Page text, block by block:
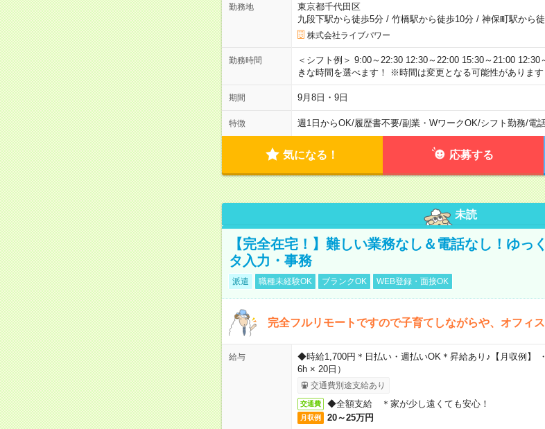
勤務地
東京都千代田区
九段下駅から徒歩5分/ 竹橋駅から徒歩10分/ 神保町駅から
株式会社ライブパワー
勤務時間
＜シフト例＞ 9:00～22:30 12:30～22:00 15:30～21:00
きな時間を選べます！ ※時間は変更となる可能性があります
期間 9月8日・9日
特徴 週1日からOK/履歴書不要/副業・WワークOK/シフト勤務/電
気になる！ 応募する
未読
【完全在宅！】難しい業務なし＆電話なし！ゆっ
タ入力・事務
派遣 職種未経験OK ブランクOK WEB登録・面接OK
完全フルリモートですので子育てしながらや、オフィ
給与
◆時給1,700円＊日払い・週払いOK＊昇給あり♪【月収例】
6h × 20日）
交通費別途支給あり
交通費 ◆全額支給 ＊家が少し遠くても安心！
月収例 20～25万円